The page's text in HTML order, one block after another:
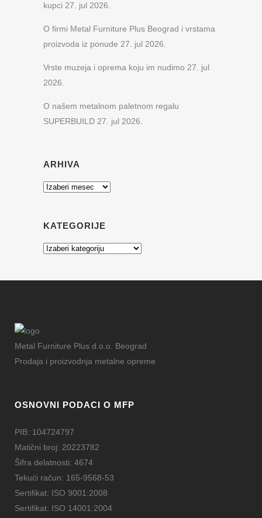
kupci 27. jul 2026.
O firmi Metal Furniture Plus Beograd i vrstama
proizvoda iz ponude 27. jul 2026.
Vrste muzeja i oprema koju im nudimo 27. jul
2026.
O našem metalnom paletnom regalu
SUPERBUILD 27. jul 2026.
ARHIVA
Arhiva
KATEGORIJE
Kategorije
Metal Furniture Plus d.o.o. Beograd
Prodaja i proizvodnja metalne opreme
OSNOVNI PODACI O MFP
PIB: 104724797
Matični broj: 20223782
Šifra delatnosti: 4674
Tekući račun: 165-9568-53
Sertifikat: ISO 9001:2008
Sertifikat: ISO 14001:2004